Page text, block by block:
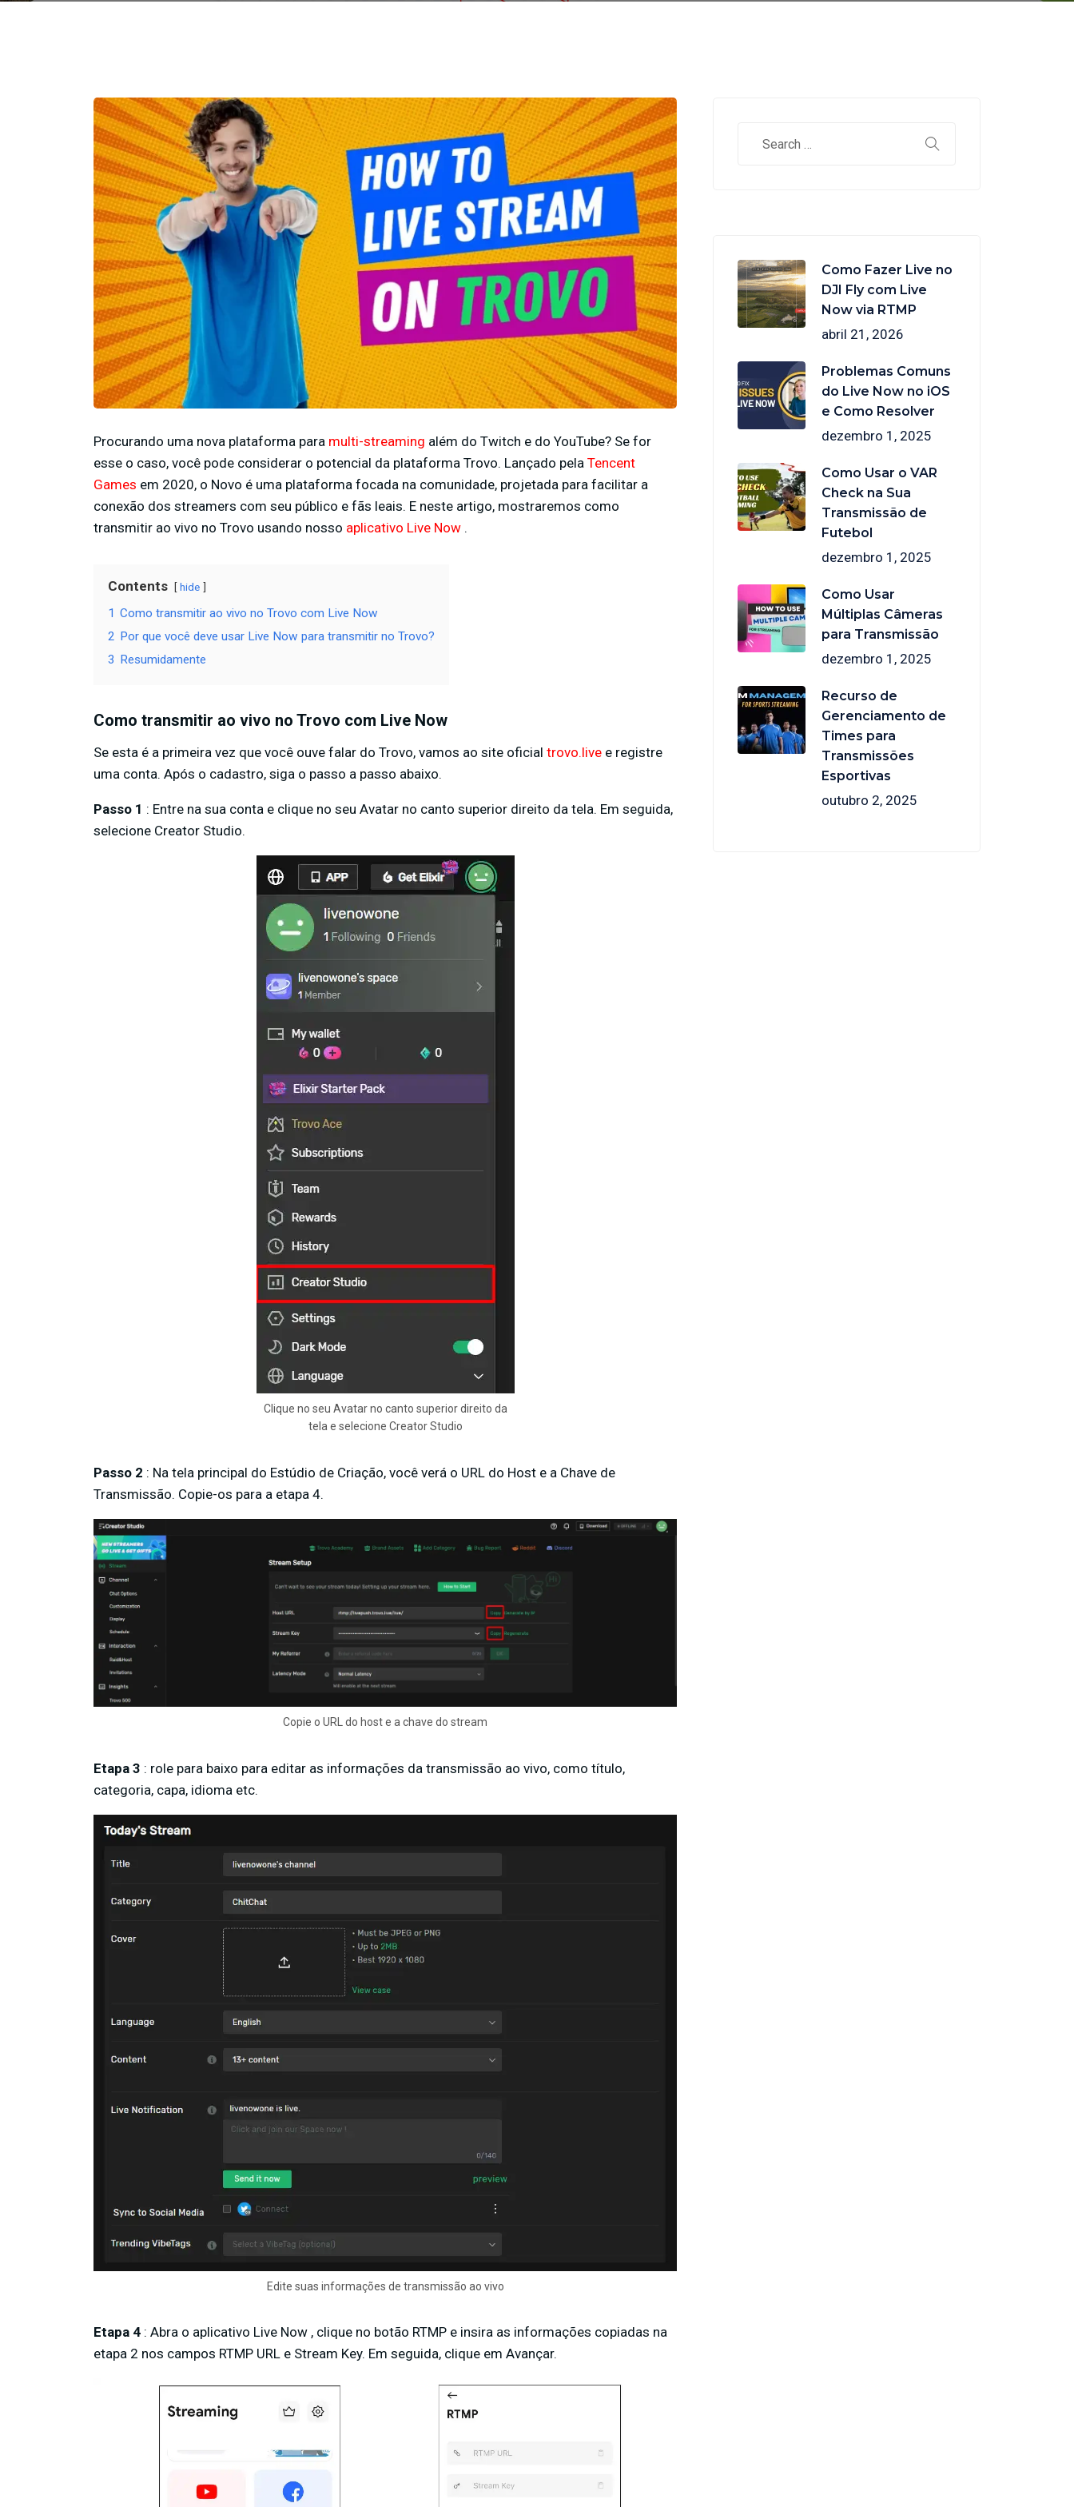
Procurando uma nova plataforma para multi-streaming além do Twitch e do YouTube? Se for
esse o caso, você pode considerar o potencial da plataforma Trovo. Lançado pela Tencent
Games em 2020, o Novo é uma plataforma focada na comunidade, projetada para facilitar a
conexão dos streamers com seu público e fãs leais. E neste artigo, mostraremos como
transmitir ao vivo no Trovo usando nosso aplicativo Live Now .
Contents hide
1 Como transmitir ao vivo no Trovo com Live Now
2 Por que você deve usar Live Now para transmitir no Trovo?
3
Resumidamente
Como transmitir ao vivo no Trovo com Live Now
Se esta é a primeira vez que você ouve falar do Trovo, vamos ao site oficial trovo.live e registre
uma conta. Após o cadastro, siga o passo a passo abaixo.
Passo 1 : Entre na sua conta e clique no seu Avatar no canto superior direito da tela. Em seguida,
selecione Creator Studio.
Clique no seu Avatar no canto superior direito da
tela e selecione Creator Studio
Passo 2 : Na tela principal do Estúdio de Criação, você verá o URL do Host e a Chave de
Transmissão. Copie-os para a etapa 4.
Copie o URL do host e a chave do stream
Etapa 3 : role para baixo para editar as informações da transmissão ao vivo, como título,
categoria, capa, idioma etc.
Edite suas informações de transmissão ao vivo
Etapa 4 : Abra o aplicativo Live Now , clique no botão RTMP e insira as informações copiadas na
etapa 2 nos campos RTMP URL e Stream Key. Em seguida, clique em Avançar.
Como Fazer Live no
DJI Fly com Live
Now via RTMP
abril 21, 2026
Problemas Comuns
do Live Now no iOS
e Como Resolver
dezembro 1, 2025
Como Usar o VAR
Check na Sua
Transmissão de
Futebol
dezembro 1, 2025
Como Usar
Múltiplas Câmeras
para Transmissão
dezembro 1, 2025
Recurso de
Gerenciamento de
Times para
Transmissões
Esportivas
outubro 2, 2025